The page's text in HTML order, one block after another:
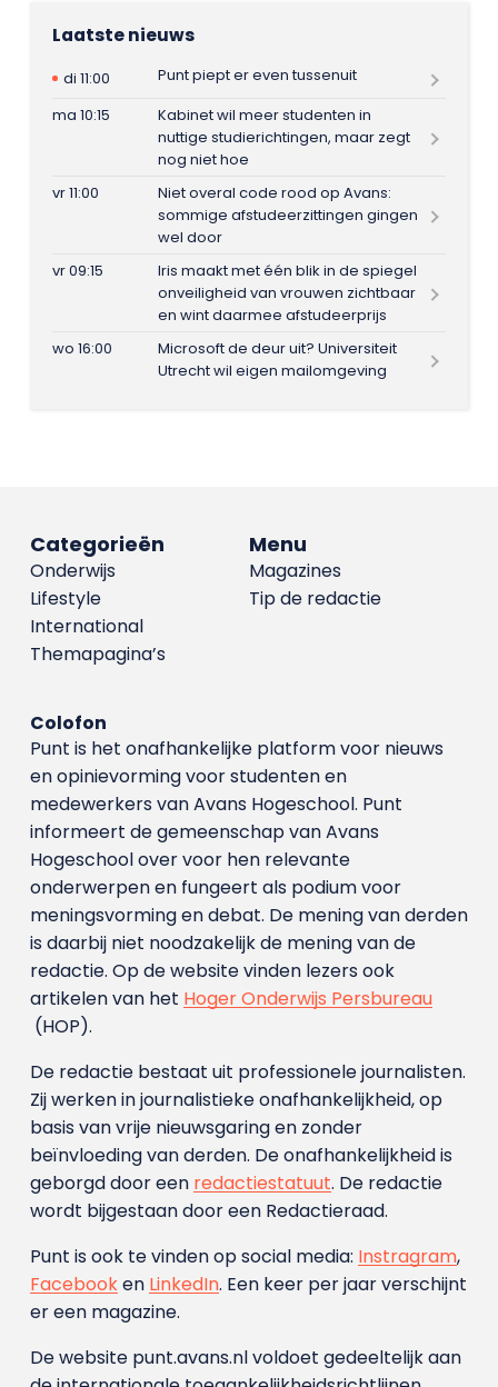
Laatste nieuws
di 11:00
Punt piept er even tussenuit
ma 10:15
Kabinet wil meer studenten in
nuttige studierichtingen, maar zegt
nog niet hoe
vr 11:00
Niet overal code rood op Avans:
sommige afstudeerzittingen gingen
wel door
vr 09:15
Iris maakt met één blik in de spiegel
onveiligheid van vrouwen zichtbaar
en wint daarmee afstudeerprijs
wo 16:00
Microsoft de deur uit? Universiteit
Utrecht wil eigen mailomgeving
Menu
Magazines
Tip de redactie
Categorieën
Onderwijs
Lifestyle
International
Themapagina’s
Colofon
Punt is het onafhankelijke platform voor nieuws
en opinievorming voor studenten en
medewerkers van Avans Hoge­school. Punt
informeert de gemeenschap van Avans
Hogeschool over voor hen relevante
onderwerpen en fungeert als podium voor
meningsvorming en debat. De mening van derden
is daarbij niet noodzakelijk de mening van de
redactie. Op de website vinden lezers ook
artikelen van het Hoger Onderwijs Persbureau
(HOP).
De redactie bestaat uit professionele journalisten.
Zij werken in journalistieke onafhankelijkheid, op
basis van vrije nieuwsgaring en zonder
beïnvloeding van derden. De onafhankelijkheid is
geborgd door een redactiestatuut. De redactie
wordt bijgestaan door een Redactieraad.
Punt is ook te vinden op social media: Instragram,
Facebooken LinkedIn. Een keer per jaar verschijnt
er een magazine.
De website punt.avans.nl voldoet gedeeltelijk aan